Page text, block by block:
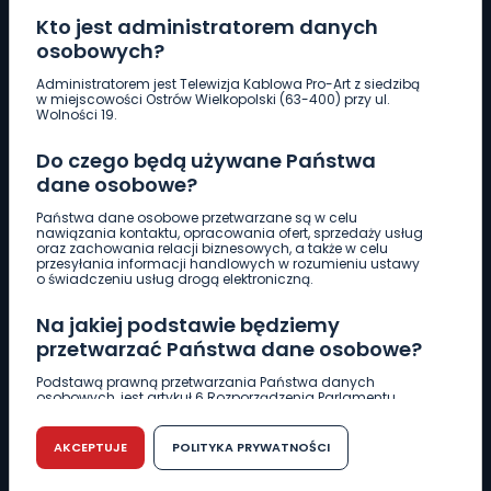
Kto jest administratorem danych
osobowych?
Administratorem jest Telewizja Kablowa Pro-Art z siedzibą
w miejscowości Ostrów Wielkopolski (63-400) przy ul.
Wolności 19.
Do czego będą używane Państwa
dane osobowe?
Państwa dane osobowe przetwarzane są w celu
nawiązania kontaktu, opracowania ofert, sprzedaży usług
oraz zachowania relacji biznesowych, a także w celu
przesyłania informacji handlowych w rozumieniu ustawy
o świadczeniu usług drogą elektroniczną.
Na jakiej podstawie będziemy
przetwarzać Państwa dane osobowe?
Podstawą prawną przetwarzania Państwa danych
osobowych, jest artykuł 6 Rozporządzenia Parlamentu
r. w sprawie ochrony osób fizycznych w związku z
przetwarzaniem danych osobowych w sprawie
swobodnego przepływu takich danych oraz uchylenia
dyrektywy 95/46/WE (RODO).
AKCEPTUJE POLITYKA PRYWATNOŚCI
Pobierz logotyp
661 997 997
REDAKCJA
62 735 22 22redakcja@wlkp24.info
DZIAŁ REKLAMY
62 735 01 85 reklama@wlkp24.info
WIADOMOŚCI
CIEKAWOSTKI